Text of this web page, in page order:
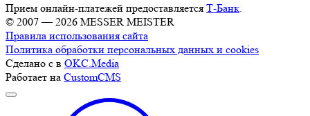
Прием онлайн-платежей предоставляется Т-Банк
© 2007 — 2026 MESSER MEISTER
Правила использования сайта
Политика обработки персональных данных и cookies
Сделано с в OKC.Media
Работает на CustomCMS